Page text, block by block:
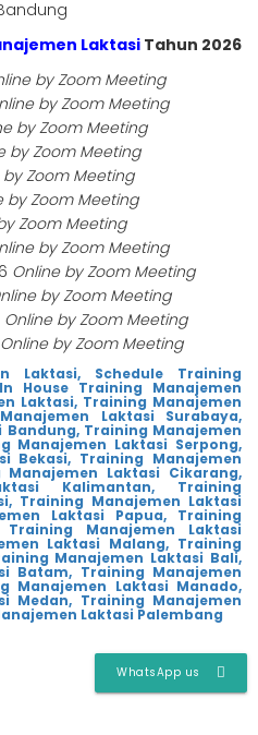
Laktasi Tahun 2026
by Zoom Meeting
by Zoom Meeting
by Zoom Meeting
by Zoom Meeting
by Zoom Meeting
by Zoom Meeting
Zoom Meeting
by Zoom Meeting
Online by Zoom Meeting
by Zoom Meeting
Online by Zoom Meeting
Online by Zoom Meeting
Laktasi, Schedule Training
In House Training Manajemen
Laktasi, Training Manajemen
Laktasi Surabaya,
Bandung, Training Manajemen
Manajemen Laktasi Serpong,
Bekasi, Training Manajemen
Manajemen Laktasi Cikarang,
Kalimantan, Training
Training Manajemen Laktasi
Laktasi Papua, Training
Training Manajemen Laktasi
Laktasi Malang, Training
Manajemen Laktasi Bali,
Batam, Training Manajemen
Manajemen Laktasi Manado,
Medan, Training Manajemen
Laktasi Palembang
WhatsApp us